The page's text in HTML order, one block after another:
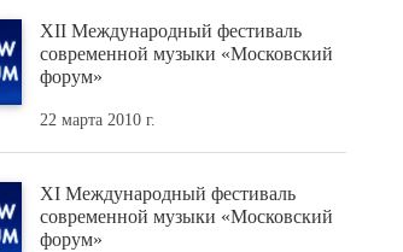
XII Международный фестиваль
современной музыки «Московский
форум»
22 марта 2010 г.
XI Международный фестиваль
современной музыки «Московский
форум»